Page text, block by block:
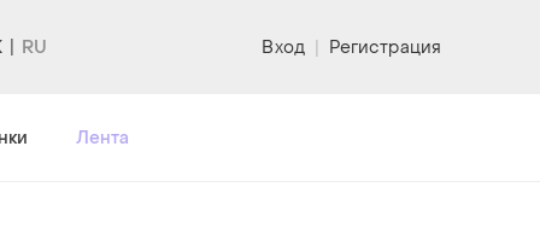
Вход | Регистрация
Лента